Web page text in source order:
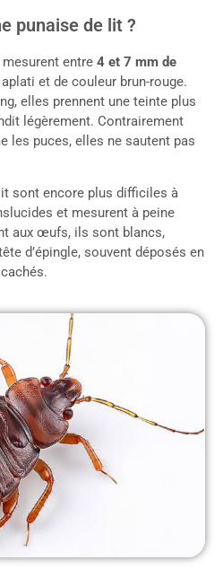
punaise de lit ?
entre 4 et 7 mm de
et de couleur brun-rouge.
elles prennent une teinte plus
légèrement. Contrairement
les puces, elles ne sautent pas
sont encore plus difficiles à
et mesurent à peine
aux œufs, ils sont blancs,
d’épingle, souvent déposés en